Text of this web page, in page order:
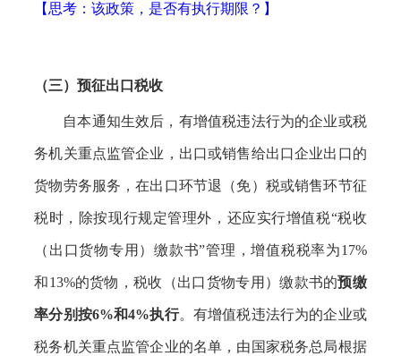
【思考：该政策，是否有执行期限？】
（三）预征出口税收
自本通知生效后，有增值税违法行为的企业或税
务机关重点监管企业，出口或销售给出口企业出口的
货物劳务服务，在出口环节退（免）税或销售环节征
税时，除按现行规定管理外，还应实行增值税“税收
（出口货物专用）缴款书”管理，增值税税率为17%
和13%的货物，税收（出口货物专用）缴款书的预缴
率分别按6%和4%执行。有增值税违法行为的企业或
税务机关重点监管企业的名单，由国家税务总局根据